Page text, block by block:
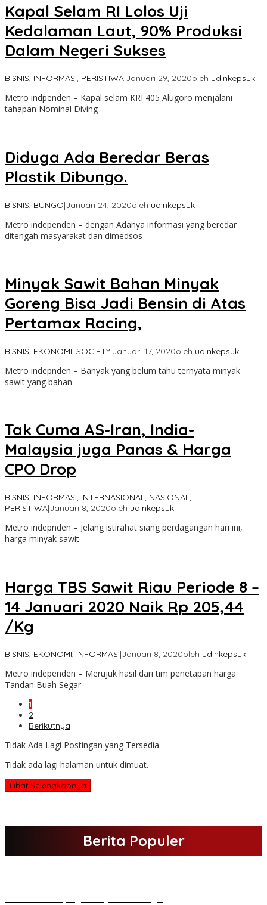
Kapal Selam RI Lolos Uji
Kedalaman Laut, 90% Produksi
Dalam Negeri Sukses
BISNIS, INFORMASI, PERISTIWA|Januari 29, 2020oleh udinkepsuk
Metro indpenden – Kapal selam KRI 405 Alugoro menjalani
tahapan Nominal Diving
Diduga Ada Beredar Beras
Plastik Dibungo.
BISNIS, BUNGO|Januari 24, 2020oleh udinkepsuk
Metro independen – dengan Adanya informasi yang beredar
ditengah masyarakat dan dimedsos
Minyak Sawit Bahan Minyak
Goreng Bisa Jadi Bensin di Atas
Pertamax Racing,
BISNIS, EKONOMI, SOCIETY|Januari 17, 2020oleh udinkepsuk
Metro indepnden – Banyak yang belum tahu ternyata minyak
sawit yang bahan
Tak Cuma AS-Iran, India-
Malaysia juga Panas & Harga
CPO Drop
BISNIS, INFORMASI, INTERNASIONAL, NASIONAL,
PERISTIWA|Januari 8, 2020oleh udinkepsuk
Metro indepnden – Jelang istirahat siang perdagangan hari ini,
harga minyak sawit
Harga TBS Sawit Riau Periode 8 –
14 Januari 2020 Naik Rp 205,44
/Kg
BISNIS, EKONOMI, INFORMASI|Januari 8, 2020oleh udinkepsuk
Metro independen – Merujuk hasil dari tim penetapan harga
Tandan Buah Segar
1
2
Berikutnya
Tidak Ada Lagi Postingan yang Tersedia.
Tidak ada lagi halaman untuk dimuat.
Lihat Selengkapnya
Berita Populer